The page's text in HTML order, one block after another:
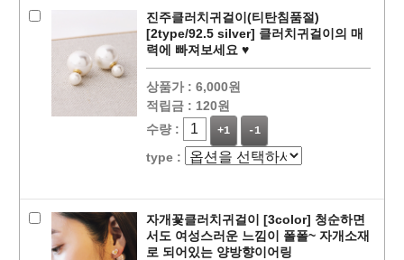
진주클러치귀걸이(티탄침품절)
[2type/92.5 silver] 클러치귀걸이의 매
력에 빠져보세요 ♥
상품가 : 6,000원
적립금 : 120원
수량 :
+1 -1
type :
자개꽃클러치귀걸이 [3color] 청순하면
서도 여성스러운 느낌이 폴폴~ 자개소재
로 되어있는 양방향이어링